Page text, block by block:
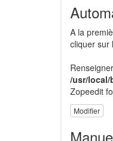
A la
cliquer sur
/usr/
Zopeedit
Modifier